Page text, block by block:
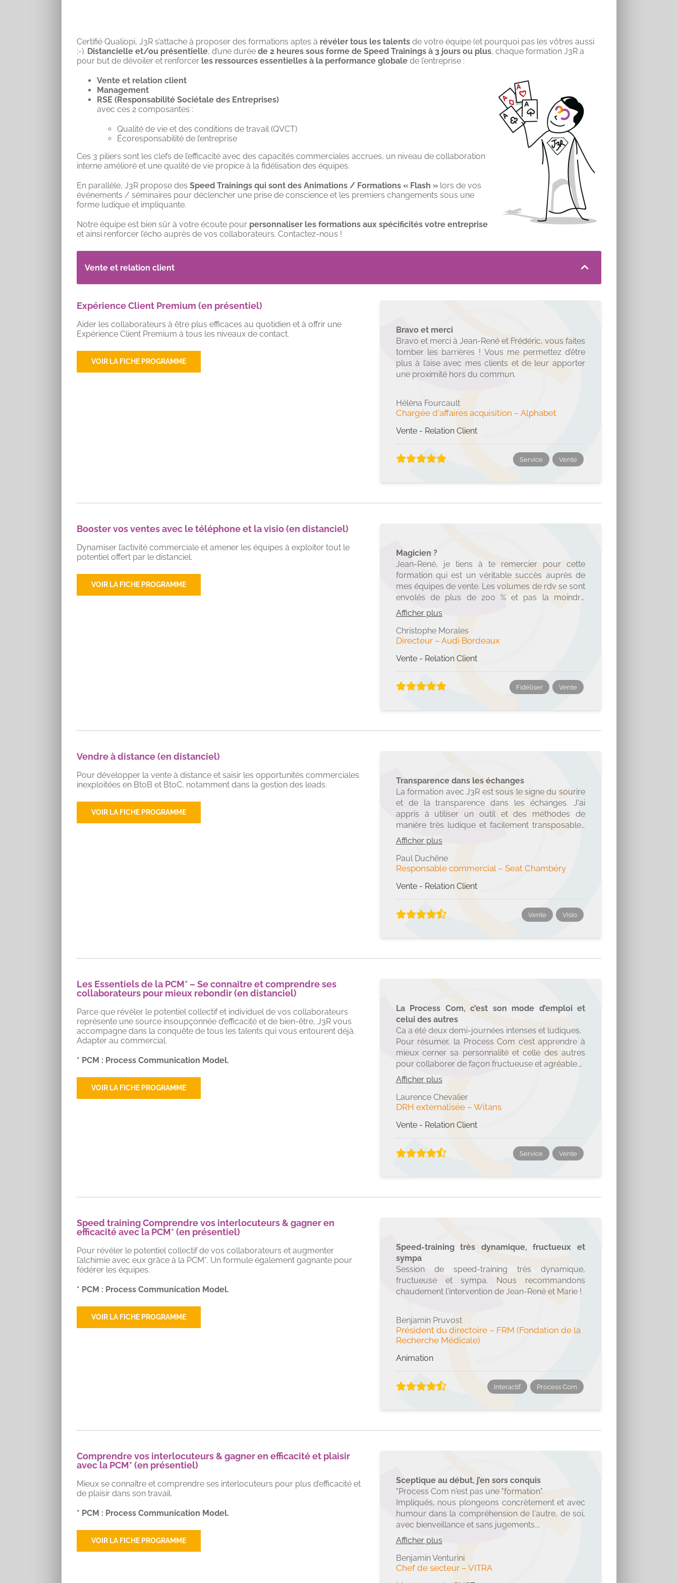
Certifié Qualiopi, J3R s’attache à proposer des formations aptes à révéler tous les talents de votre équipe (et pourquoi pas les vôtres aussi
;-). Distancielle et/ou présentielle, d’une durée de 2 heures sous forme de Speed Trainings à 3 jours ou plus, chaque formation J3R a
pour but de dévoiler et renforcer les ressources essentielles à la performance globale de l’entreprise :
Vente et relation client
Management
RSE (Responsabilité Sociétale des Entreprises)
avec ces 2 composantes :
Qualité de vie et des conditions de travail (QVCT)
Écoresponsabilité de l’entreprise
Ces 3 piliers sont les clefs de l’efficacité avec des capacités commerciales accrues, un niveau de collaboration
interne amélioré et une qualité de vie propice à la fidélisation des équipes.
En parallèle, J3R propose des Speed Trainings qui sont des Animations / Formations « Flash » lors de vos
événements / séminaires pour déclencher une prise de conscience et les premiers changements sous une
forme ludique et impliquante.
Notre équipe est bien sûr à votre écoute pour personnaliser les formations aux spécificités votre entreprise
et ainsi renforcer l’écho auprès de vos collaborateurs. Contactez-nous !
Vente et relation client
Expérience Client Premium (en présentiel)
Aider les collaborateurs à être plus efficaces au quotidien et à offrir une
Expérience Client Premium à tous les niveaux de contact.
VOIR LA FICHE PROGRAMME
Bravo et merci
Bravo et merci à Jean-René et Frédéric, vous faites
tomber les barrières ! Vous me permettez d’être
plus à l’aise avec mes clients et de leur apporter
une proximité hors du commun.
Hélèna Fourcault
Chargée d'affaires acquisition – Alphabet
Vente - Relation Client
Service Vente
Booster vos ventes avec le téléphone et la visio (en distanciel)
Dynamiser l’activité commerciale et amener les équipes à exploiter tout le
potentiel offert par le distanciel.
VOIR LA FICHE PROGRAMME
Magicien ?
Jean-René, je tiens à te remercier pour cette
formation qui est un véritable succès auprès de
mes équipes de vente. Les volumes de rdv se sont
envolés de plus de 200 % et pas la moindre
réticence des vendeurs à y retourner… Magicien ?
Double objectif, amener les plus chevronnés à
construire sur de nouvelles bases et former les
nouveaux avec une véritable plus-value… Essai
transformé !
Je recommande cette formation à l’ensemble des
faire relancer des vendeurs sans véritable
Afficher plus
Christophe Morales
Directeur– Audi Bordeaux
Vente - Relation Client
Fidéliser Vente
Vendre à distance (en distanciel)
Pour développer la vente à distance et saisir les opportunités commerciales
inexploitées en BtoB et BtoC, notamment dans la gestion des leads.
VOIR LA FICHE PROGRAMME
Transparence dans les échanges
La formation avec J3R est sous le signe du sourire
et de la transparence dans les échanges. J'ai
appris à utiliser un outil et des méthodes de
manière très ludique et facilement transposables
dans mon activité de tous les jours. L'animation est
dynamique avec des moments conviviaux. Merci
pour ces deux jours enrichissants.
Afficher plus
Paul Duchêne
Responsable commercial– Seat Chambéry
Vente - Relation Client
Vente Visio
Les Essentiels de la PCM* – Se connaître et comprendre ses
collaborateurs pour mieux rebondir (en distanciel)
Parce que révéler le potentiel collectif et individuel de vos collaborateurs
représente une source insoupçonnée d’efficacité et de bien-être, J3R vous
accompagne dans la conquête de tous les talents qui vous entourent déjà.
Adapter au commercial.
* PCM : Process Communication Model.
VOIR LA FICHE PROGRAMME
La Process Com, c’est son mode d’emploi et
celui des autres
Ca a été deux demi-journées intenses et ludiques.
Pour résumer, la Process Com c’est apprendre à
mieux cerner sa personnalité et celle des autres
pour collaborer de façon fructueuse et agréable.
Si je devais prendre une métaphore, c’est comme
avec un appareil électronique.
Intuitivement, on sait s’en servir et activer des
applications. Mais pour optimiser les
fonctionnalités, actionner les options avancées,
astuces, il faut le mode d’emploi.
des autres.
Afficher plus
Laurence Chevalier
DRH externalisée– Witans
Vente - Relation Client
Service Vente
Speed training Comprendre vos interlocuteurs & gagner en
efficacité avec la PCM* (en présentiel)
Pour révéler le potentiel collectif de vos collaborateurs et augmenter
l’alchimie avec eux grâce à la PCM*. Un formule également gagnante pour
fédérer les équipes.
* PCM : Process Communication Model.
VOIR LA FICHE PROGRAMME
Speed-training très dynamique, fructueux et
sympa
Session de speed-training très dynamique,
fructueuse et sympa. Nous recommandons
chaudement l'intervention de Jean-René et Marie !
Benjamin Pruvost
Président du directoire– FRM (Fondation de la
Recherche Médicale)
Animation
Interactif Process Com
Comprendre vos interlocuteurs & gagner en efficacité et plaisir
avec la PCM* (en présentiel)
Mieux se connaître et comprendre ses interlocuteurs pour plus d’efficacité et
de plaisir dans son travail.
* PCM : Process Communication Model.
VOIR LA FICHE PROGRAMME
Sceptique au début, j’en sors conquis
"Process Com n'est pas une "formation".
Impliqués, nous plongeons concrètement et avec
humour dans la compréhension de l'autre, de soi,
avec bienveillance et sans jugements.
Sceptique au début, j'en sors conquis et
convaincu de son application : tant pour les cas
délicats dans le business que pour la
compréhension du
fonctionnement/comportements de mes
Afficher plus
Benjamin Venturini
Chef de secteur– VITRA